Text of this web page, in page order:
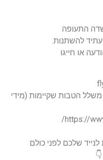
או חייגו
הטבות שקיימות (מידי
https://
שלכם לפני כולם